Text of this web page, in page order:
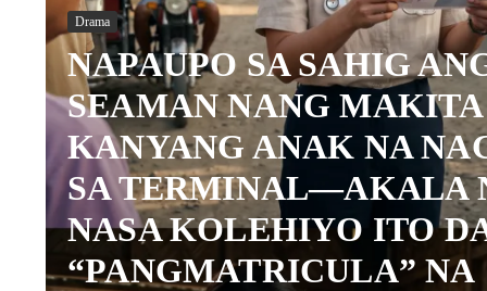
Drama
NAPAUPO SA SAHIG
SEAMAN NANG
KANYANG ANAK NA
SA TERMINAL—AKALA
NASA KOLEHIYO ITO
“PANGMATRICULA” NA